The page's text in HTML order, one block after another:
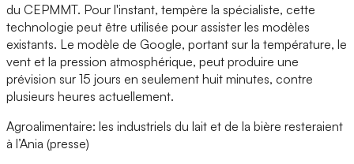
du CEPMMT. Pour l'instant, tempère la spécialiste, cette
technologie peut être utilisée pour assister les modèles
existants. Le modèle de Google, portant sur la température, le
vent et la pression atmosphérique, peut produire une
prévision sur 15 jours en seulement huit minutes, contre
plusieurs heures actuellement.
Agroalimentaire: les industriels du lait et de la bière resteraient
à l’Ania (presse)